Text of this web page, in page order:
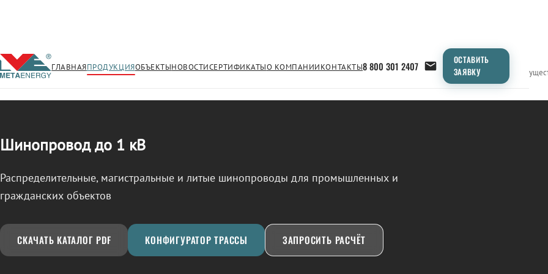
ГЛАВНАЯПРОДУКЦИЯОБЪЕКТЫНОВОСТИСЕРТИФИКАТЫО КОМПАНИИКОНТАКТЫ8 800 301 2407
ОСТАВИТЬ
ЗАЯВКУ
← Продукция/ШИНОПРОВОД Применение Продукция ТипоразмерыСравнение
Шинопровод до 1 кВ
Распределительные, магистральные и литые шинопроводы для промышленных и
гражданских объектов
СКАЧАТЬ КАТАЛОГ PDF КОНФИГУРАТОР ТРАССЫ ЗАПРОСИТЬ РАСЧЁТ